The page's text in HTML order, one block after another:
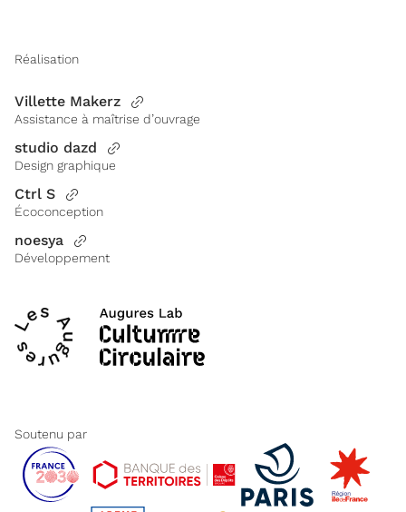
Réalisation
Villette Makerz
Assistance à maîtrise d’ouvrage
studio dazd
Design graphique
Ctrl S
Écoconception
noesya
Développement
Soutenu par